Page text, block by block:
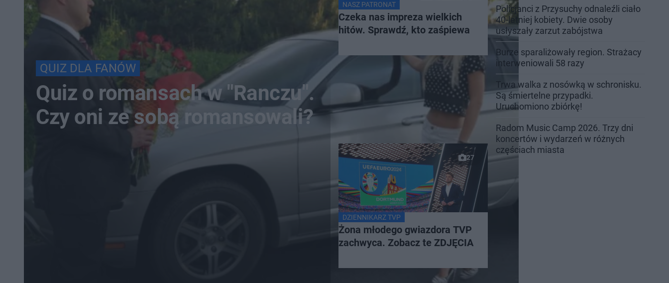
QUIZ DLA FANÓW
Quiz o romansach w "Ranczu".
Czy oni ze sobą romansowali?
NASZ PATRONAT
Czeka nas impreza wielkich
hitów. Sprawdź, kto zaśpiewa
27
DZIENNIKARZ TVP
Żona młodego gwiazdora TVP
zachwyca. Zobacz te ZDJĘCIA
Policjanci z Przysuchy odnaleźli ciało
40-letniej kobiety. Dwie osoby
usłyszały zarzut zabójstwa
Burze sparaliżowały region. Strażacy
interweniowali 58 razy
Trwa walka z nosówką w schronisku.
Są śmiertelne przypadki.
Uruchomiono zbiórkę!
Radom Music Camp 2026. Trzy dni
koncertów i wydarzeń w różnych
częściach miasta